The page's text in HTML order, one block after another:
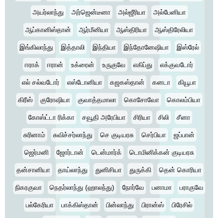
அயர்லாந்து அர்ஜென்டீனா அல்ஜீரியா அல்பேனியா
ஆப்கானிஸ்தான் ஆர்மீனியா ஆஸ்திரியா ஆஸ்திரேலியா
இங்கிலாந்து இத்தாலி இந்தியா இந்தோனேஷியா இஸ்ரேல்
ஈராக் ஈரான் உக்ரைன் உருகுவே எகிப்து எக்குவடோர்
எல் சல்வடோர் எஸ்டோனியா கஜகஸ்தான் கனடா கியூபா
கிரீஸ் குரோஷியா குவாத்தமாலா கொசோவோ கொலம்பியா
கோஸ்ட்டா ரிக்கா சவூதி அரேபியா சிரியா சிலி சீனா
சுரினாம் சுவிச்சர்லாந்து செ குடியரசு செர்பியா ஜப்பான்
ஜெர்மனி ஜோர்டான் டென்மார்க் டொமினிக்கன் குடியரசு
தன்சானியா தாய்லாந்து துனிசியா துருக்கி தென் கொரியா
நிகரகுவா நெதர்லாந்து (ஹாலந்து) நோர்வே பனாமா பராகுவே
பல்கேரியா பாக்கிஸ்தான் பின்லாந்து பிரான்ஸ் பிரேசில்